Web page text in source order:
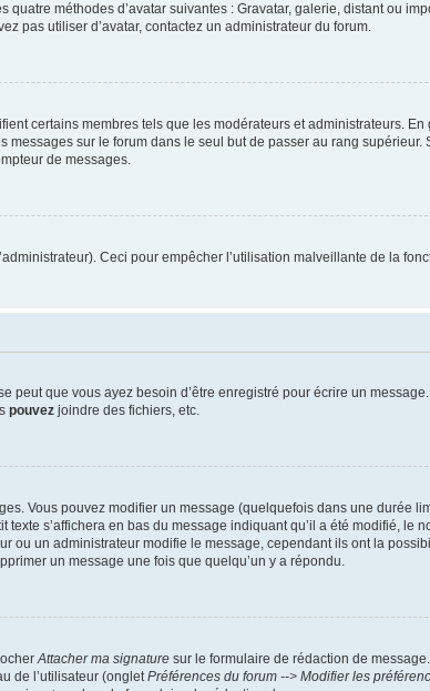
méthodes d’avatar suivantes : Gravatar, galerie, distant ou
pas utiliser d’avatar, contactez un administrateur du forum.
certains membres tels que les modérateurs et administrateurs.
messages sur le forum dans le seul but de passer au rang supérieur.
de messages.
Ceci pour empêcher l’utilisation malveillante de la
peut que vous ayez besoin d’être enregistré pour écrire un
pouvez joindre des fichiers, etc.
Vous pouvez modifier un message (quelquefois dans une durée
s’affichera en bas du message indiquant qu’il a été modifié, le
ou un administrateur modifie le message, cependant ils ont la
un message une fois que quelqu’un y a répondu.
Attacher ma signature sur le formulaire de rédaction de
de l’utilisateur (ongletPréférences du forum --> Modifier les